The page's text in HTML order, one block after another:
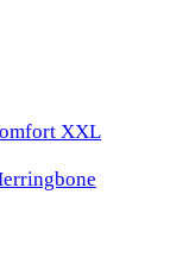
XXL